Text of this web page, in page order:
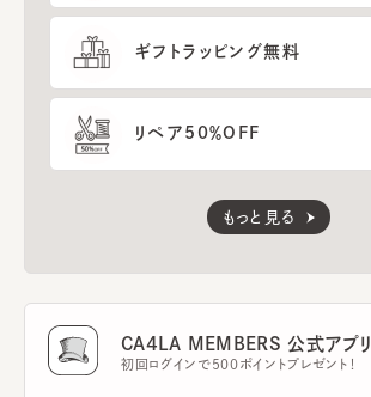
ギフトラッピング無料
リペア50％OFF
もっと見る
CA4LA MEMBERS 公式アプリ
初回ログインで500ポイントプレゼント！